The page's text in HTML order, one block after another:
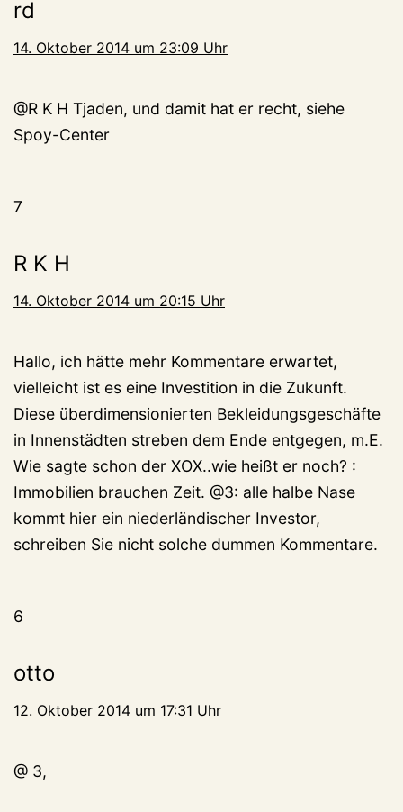
rd
14. Oktober 2014 um 23:09 Uhr
@R K H Tjaden, und damit hat er recht, siehe
Spoy-Center
7
R K H
14. Oktober 2014 um 20:15 Uhr
Hallo, ich hätte mehr Kommentare erwartet,
vielleicht ist es eine Investition in die Zukunft.
Diese überdimensionierten Bekleidungsgeschäfte
in Innenstädten streben dem Ende entgegen, m.E.
Wie sagte schon der XOX..wie heißt er noch? :
Immobilien brauchen Zeit. @3: alle halbe Nase
kommt hier ein niederländischer Investor,
schreiben Sie nicht solche dummen Kommentare.
6
otto
12. Oktober 2014 um 17:31 Uhr
@ 3,